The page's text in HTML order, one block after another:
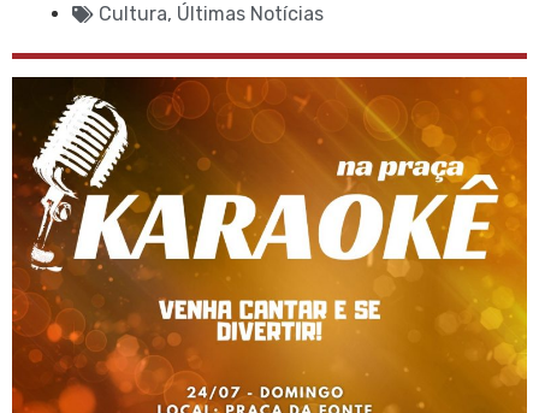
Cultura, Últimas Notícias